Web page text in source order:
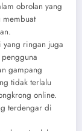
obrolan yang
yang ringan juga
gampang
tidak terlalu
online.
terdengar di